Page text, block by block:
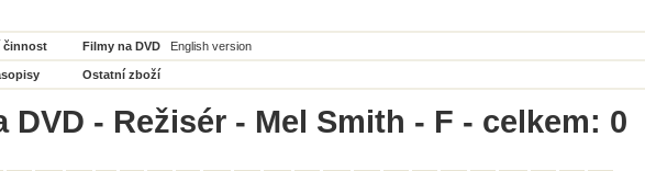
činnost Filmy na DVD English version
Ostatní zboží
DVD - Režisér - Mel Smith - F - celkem: 0